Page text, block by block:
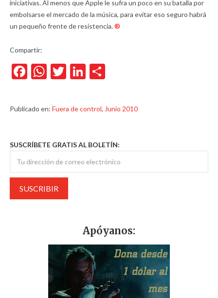
iniciativas. Al menos que Apple le sufra un poco en su batalla por
embolsarse el mercado de la música, para evitar eso seguro habrá
un pequeño frente de resistencia.®
Compartir:
Facebook
WhatsApp
TwitterLinkedIn
Publicado en: Fuera de control, Junio 2010
SUSCRÍBETE GRATIS AL BOLETÍN:
Apóyanos: